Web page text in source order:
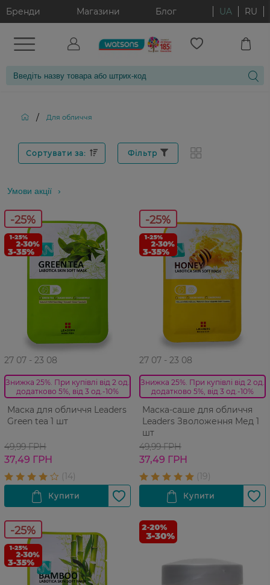
Бренди Магазини Блог UA RU
/ Для обличчя
Сортувати за: Фільтр
Умови акції
-25%
27 07 - 23 08
Знижка 25%. При купівлі від 2 од.
додатково 5%, від 3 од.-10%
Маска для обличчя Leaders
Green tea 1 шт
49,99 ГРН
37,49 ГРН
-25%
27 07 - 23 08
Знижка 25%. При купівлі від 2 од.
додатково 5%, від 3 од.-10%
Маска-саше для обличчя
Leaders Зволоження Мед 1
шт
49,99 ГРН
37,49 ГРН
-25%